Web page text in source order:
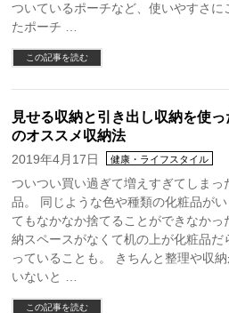
ついているポーチなど、使いやすさに
たポーチ …
この記事を読む
見せる収納と引き出し収納を使
のオススメ収納法
2019年4月17日 健康・ライフスタイル
ついつい買い過ぎて増えすぎてしまっ
品。 同じような色や種類の化粧品が
てもなかなか捨てることができなかっ
納スペースがなくて机の上が化粧品だ
っていることも。 きちんと整理や収
いないと …
この記事を読む